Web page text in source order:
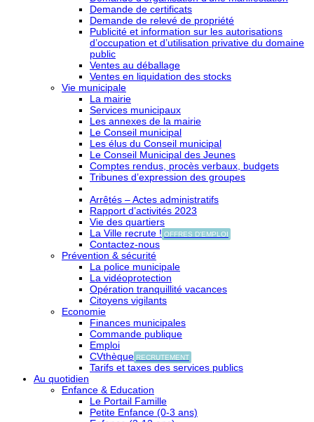
Demande de certificats
Demande de relevé de propriété
Publicité et information sur les autorisations
d’occupation et d’utilisation privative du domaine
public
Ventes au déballage
Ventes en liquidation des stocks
Vie municipale
La mairie
Services municipaux
Les annexes de la mairie
Le Conseil municipal
Les élus du Conseil municipal
Le Conseil Municipal des Jeunes
Comptes rendus, procès verbaux, budgets
Tribunes d’expression des groupes
Arrêtés – Actes administratifs
Rapport d’activités 2023
Vie des quartiers
La Ville recrute ! OFFRES D'EMPLOI
Contactez-nous
Prévention & sécurité
La police municipale
La vidéoprotection
Opération tranquillité vacances
Citoyens vigilants
Economie
Finances municipales
Commande publique
Emploi
CVthèque RECRUTEMENT
Tarifs et taxes des services publics
Au quotidien
Enfance & Education
Le Portail Famille
Petite Enfance (0-3 ans)